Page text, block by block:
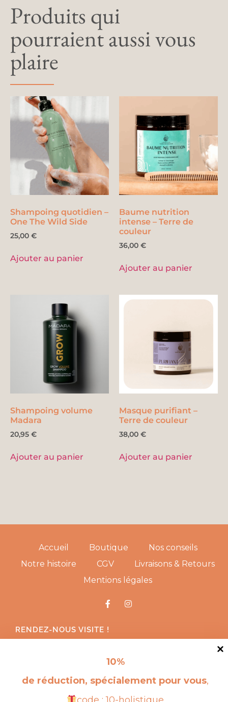
10%
de réduction, spécialement pour vous,
Produits qui
pourraient aussi vous
plaire
Shampoing quotidien –
One The Wild Side
25,00 €
Ajouter au panier
Baume nutrition
intense – Terre de
couleur
36,00 €
Ajouter au panier
Shampoing volume
Madara
20,95 €
Ajouter au panier
Masque purifiant –
Terre de couleur
38,00 €
Ajouter au panier
Accueil Boutique
Nos conseils
Notre histoire
CGV
Livraisons & Retours
Mentions légales
RENDEZ-NOUS VISITE !